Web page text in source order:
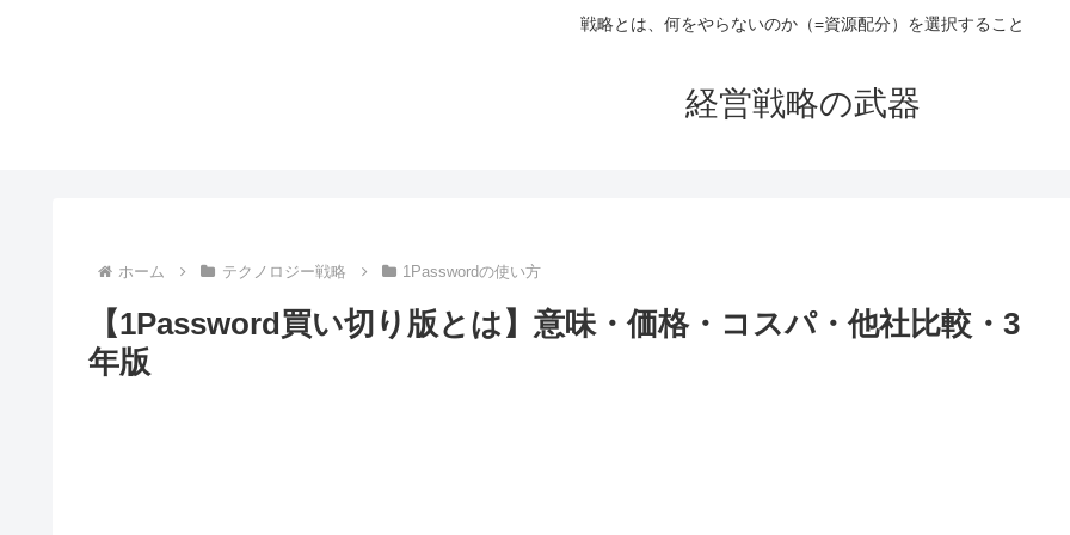
戦略とは、何をやらないのか（=資源配分）を選択すること
経営戦略の武器
ホーム テクノロジー戦略 1Passwordの使い方
【1Password買い切り版とは】意味・価格・コスパ・他社比較・3
年版